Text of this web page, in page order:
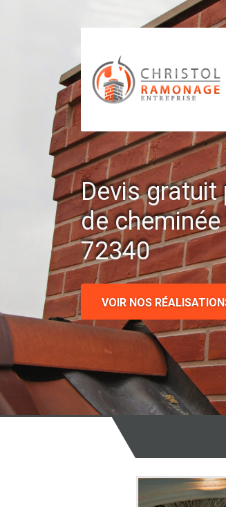
Devis gratuit
de
72340
VOIR NOS